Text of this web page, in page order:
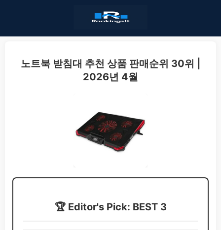
노트북 받침대 추천 상품 판매순위 30위 |
2026년 4월
🏆 Editor's Pick: BEST 3